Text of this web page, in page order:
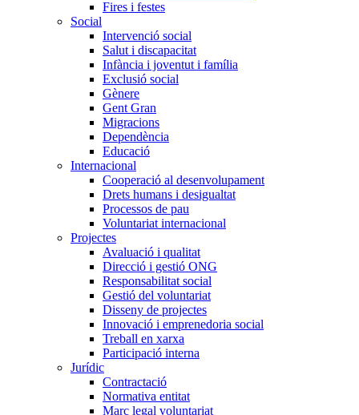
Fires i festes
Social
Intervenció social
Salut i discapacitat
Infància i joventut i família
Exclusió social
Gènere
Gent Gran
Migracions
Dependència
Educació
Internacional
Cooperació al desenvolupament
Drets humans i desigualtat
Processos de pau
Voluntariat internacional
Projectes
Avaluació i qualitat
Direcció i gestió ONG
Responsabilitat social
Gestió del voluntariat
Disseny de projectes
Innovació i emprenedoria social
Treball en xarxa
Participació interna
Jurídic
Contractació
Normativa entitat
Marc legal voluntariat